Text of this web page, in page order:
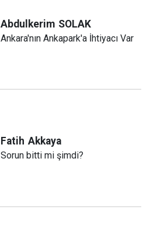
Abdulkerim SOLAK
Ankara'nın Ankapark'a İhtiyacı Var
Fatih Akkaya
Sorun bitti mi şimdi?